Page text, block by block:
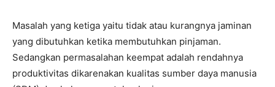
Masalah yang ketiga yaitu tidak atau kurangnya jaminan
yang dibutuhkan ketika membutuhkan pinjaman.
Sedangkan permasalahan keempat adalah rendahnya
produktivitas dikarenakan kualitas sumber daya manusia